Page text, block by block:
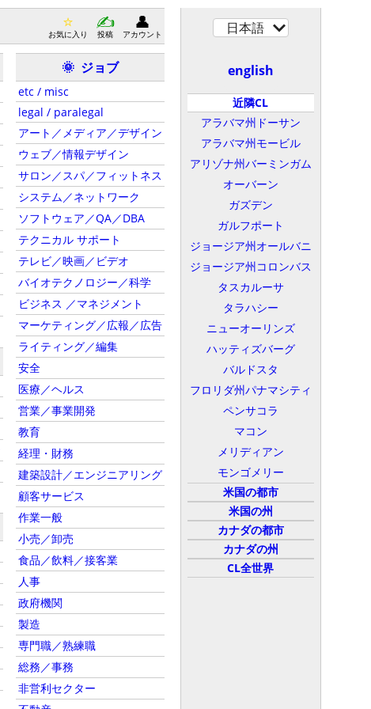
お気に入り 投稿 アカウント
🌞 ジョブ
etc / misc
legal / paralegal
アート／メディア／デザイン
ウェブ／情報デザイン
サロン／スパ／フィットネス
システム／ネットワーク
ソフトウェア／QA／DBA
テクニカル サポート
テレビ／映画／ビデオ
バイオテクノロジー／科学
ビジネス ／マネジメント
マーケティング／広報／広告
ライティング／編集
安全
医療／ヘルス
営業／事業開発
教育
経理・財務
建築設計／エンジニアリング
顧客サービス
作業一般
小売／卸売
食品／飲料／接客業
人事
政府機関
製造
専門職／熟練職
総務／事務
非営利セクター
日本語
english
近隣CL
アラバマ州ドーサン
アラバマ州モービル
アリゾナ州バーミンガム
オーバーン
ガズデン
ガルフポート
ジョージア州オールバニ
ジョージア州コロンバス
タスカルーサ
タラハシー
ニューオーリンズ
ハッティズバーグ
バルドスタ
フロリダ州パナマシティ
ペンサコラ
マコン
メリディアン
モンゴメリー
米国の都市
米国の州
カナダの都市
カナダの州
CL全世界